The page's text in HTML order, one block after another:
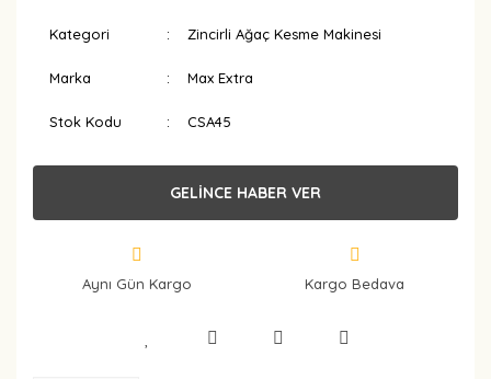
Kategori Zincirli Ağaç Kesme Makinesi
Marka Max Extra
Stok Kodu CSA45
GELİNCE HABER VER
Aynı Gün Kargo Kargo Bedava